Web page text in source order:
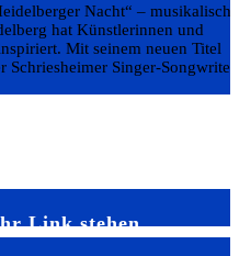
Nacht“ – musikalische
hat Künstlerinnen und
Mit seinem neuen Titel
Schriesheimer Singer-
Link stehen